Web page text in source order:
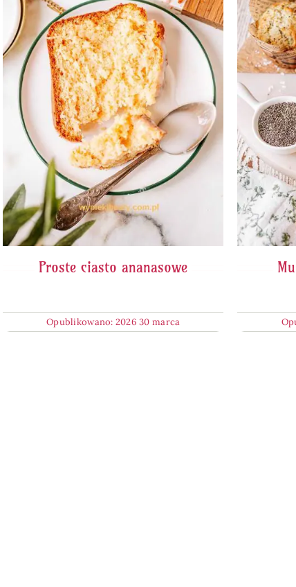
Proste ciasto ananasowe
Opublikowano: 2026 30 marca